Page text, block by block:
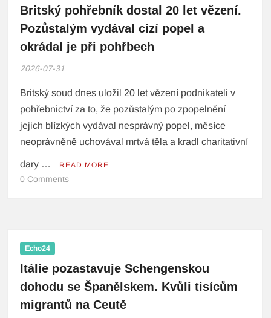
Britský pohřebník dostal 20 let vězení.
Pozůstalým vydával cizí popel a
okrádal je při pohřbech
2026-07-31
Britský soud dnes uložil 20 let vězení podnikateli v
pohřebnictví za to, že pozůstalým po zpopelnění
jejich blízkých vydával nesprávný popel, měsíce
neoprávněně uchovával mrtvá těla a kradl charitativní
dary … READ MORE
0 Comments
Echo24
Itálie pozastavuje Schengenskou
dohodu se Španělskem. Kvůli tisícům
migrantů na Ceutě